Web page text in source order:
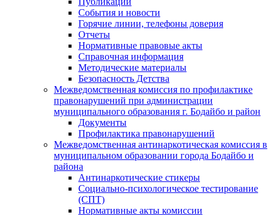
События и новости
Горячие линии, телефоны доверия
Отчеты
Нормативные правовые акты
Справочная информация
Методические материалы
Безопасность Детства
Межведомственная комиссия по профилактике
правонарушений при администрации
муниципального образования г. Бодайбо и район
Документы
Профилактика правонарушений
Межведомственная антинаркотическая комиссия в
муниципальном образовании города Бодайбо и
района
Антинаркотические стикеры
Социально-психологическое тестирование
(СПТ)
Нормативные акты комиссии